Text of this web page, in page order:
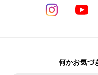
何かお気づ